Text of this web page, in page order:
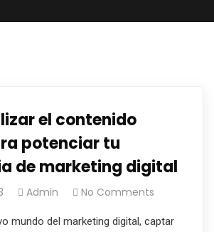
el contenido
potenciar tu
de marketing digital
Admin No Comments
mundo del marketing digital, captar